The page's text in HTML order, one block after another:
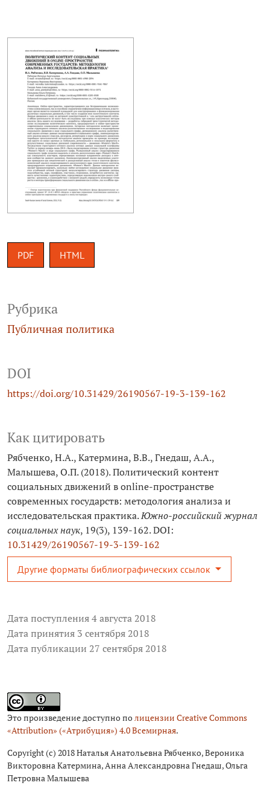
PDF HTML
Рубрика
Публичная политика
DOI
https://doi.org/10.31429/26190567-19-3-139-162
Как цитировать
Рябченко, Н.А., Катермина, В.В., Гнедаш, А.А.,
Малышева, О.П. (2018). Политический контент
социальных движений в online-пространстве
современных государств: методология анализа и
исследовательская практика.Южно-российский журнал
социальных наук, 19(3), 139-162. DOI:
10.31429/26190567-19-3-139-162
Другие форматы библиографических ссылок
Дата поступления 4 августа 2018
Дата принятия 3 сентября 2018
Дата публикации 27 сентября 2018
Это произведение доступно полицензии Creative Commons
«Attribution» («Атрибуция») 4.0 Всемирная.
Copyright (c) 2018 Наталья Анатольевна Рябченко, Вероника
Викторовна Катермина, Анна Александровна Гнедаш, Ольга
Петровна Малышева